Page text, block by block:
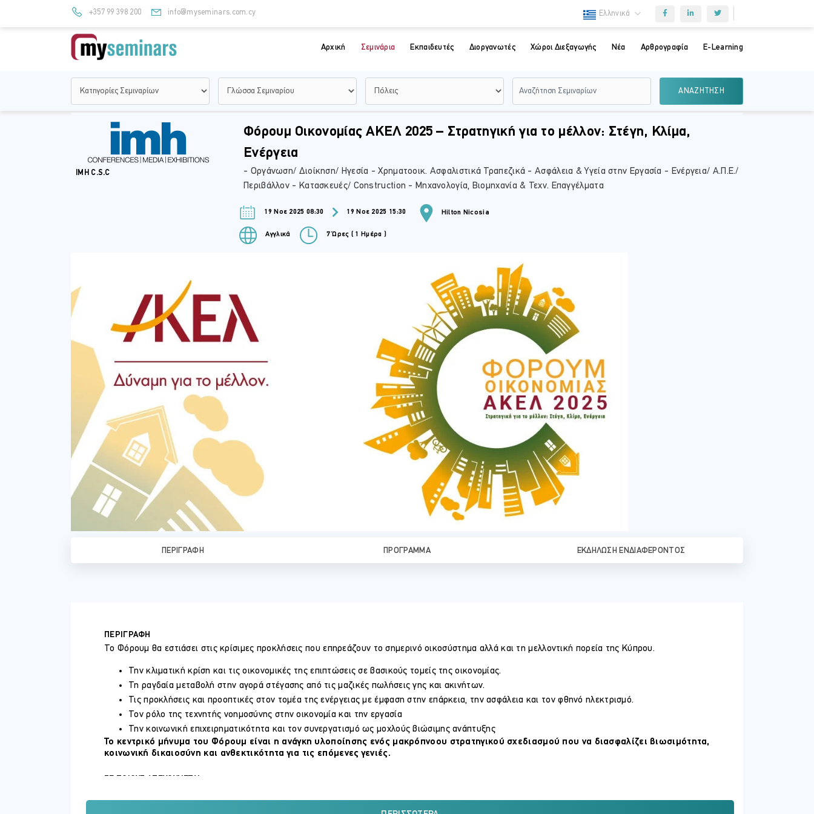
+357 99 398 200 info@myseminars.com.cy Ελληνικά
Αρχική Σεμινάρια Εκπαιδευτές Διοργανωτές Χώροι Διεξαγωγής Νέα Αρθρογραφία E-Learning
ΑΝΑΖΗΤΗΣΗ
IMH C.S.C
Φόρουμ Οικονομίας ΑΚΕΛ 2025 – Στρατηγική για το μέλλον: Στέγη, Κλίμα,
Ενέργεια
- Οργάνωση/ Διοίκηση/ Ηγεσία - Χρηματοοικ. Ασφαλιστικά Τραπεζικά - Ασφάλεια & Υγεία στην Εργασία - Ενέργεια/ Α.Π.Ε./
Περιβάλλον - Κατασκευές/ Construction - Μηχανολογία, Βιομηχανία & Τεχν. Επαγγέλματα
19 Νοε 2025 08:30 19 Νοε 2025 15:30 Hilton Nicosia
Αγγλικά 7 Ώρες ( 1 Ημέρα )
ΠΕΡΙΓΡΑΦΉ ΠΡΌΓΡΑΜΜΑ ΕΚΔΉΛΩΣΗ ΕΝΔΙΑΦΈΡΟΝΤΟΣ
ΠΕΡΙΓΡΑΦΗ
Το Φόρουμ θα εστιάσει στις κρίσιμες προκλήσεις που επηρεάζουν το σημερινό οικοσύστημα αλλά και τη μελλοντική πορεία της Κύπρου.
Την κλιματική κρίση και τις οικονομικές της επιπτώσεις σε βασικούς τομείς της οικονομίας.
Τη ραγδαία μεταβολή στην αγορά στέγασης από τις μαζικές πωλήσεις γης και ακινήτων.
Τις προκλήσεις και προοπτικές στον τομέα της ενέργειας με έμφαση στην επάρκεια, την ασφάλεια και τον φθηνό ηλεκτρισμό.
Τον ρόλο της τεχνητής νοημοσύνης στην οικονομία και την εργασία
Την κοινωνική επιχειρηματικότητα και τον συνεργατισμό ως μοχλούς βιώσιμης ανάπτυξης
Το κεντρικό μήνυμα του Φόρουμ είναι η ανάγκη υλοποίησης ενός μακρόπνοου στρατηγικού σχεδιασμού που να διασφαλίζει βιωσιμότητα,
κοινωνική δικαιοσύνη και ανθεκτικότητα για τις επόμενες γενιές.